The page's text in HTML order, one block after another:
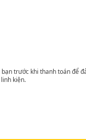
trước khi thanh toán để
kiện.